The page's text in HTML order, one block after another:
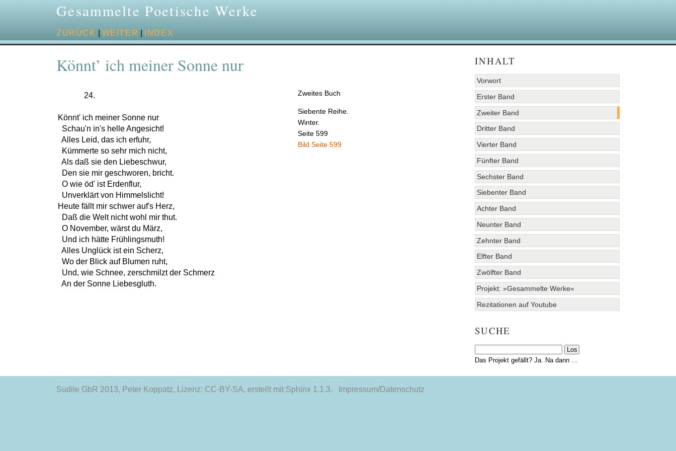
Gesammelte Poetische Werke
ZURÜCK WEITER INDEX
Könnt’ ich meiner Sonne nur
Zweites Buch
Siebente Reihe.
Winter.
Seite 599
Bild Seite 599
             24.
Könnt' ich meiner Sonne nur
  Schau'n in's helle Angesicht!
  Alles Leid, das ich erfuhr,
  Kümmerte so sehr mich nicht,
  Als daß sie den Liebeschwur,
  Den sie mir geschworen, bricht.
  O wie öd' ist Erdenflur,
  Unverklärt von Himmelslicht!
Heute fällt mir schwer auf's Herz,
  Daß die Welt nicht wohl mir thut.
  O November, wärst du März,
  Und ich hätte Frühlingsmuth!
  Alles Unglück ist ein Scherz,
  Wo der Blick auf Blumen ruht,
  Und, wie Schnee, zerschmilzt der Schmerz
INHALT
Vorwort
Erster Band
Zweiter Band
Dritter Band
Vierter Band
Fünfter Band
Sechster Band
Siebenter Band
Achter Band
Neunter Band
Zehnter Band
Elfter Band
Zwölfter Band
Projekt: »Gesammelte Werke«
Rezitationen auf Youtube
SUCHE
Das Projekt gefällt? Ja. Na dann ...
Sudile GbR 2013, Peter Koppatz, Lizenz: CC-BY-SA, erstellt mit Sphinx 1.1.3. Impressum/Datenschutz